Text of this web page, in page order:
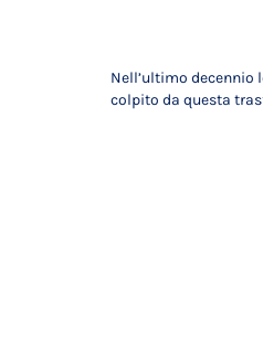
Nell’ultimo
colpito da questa